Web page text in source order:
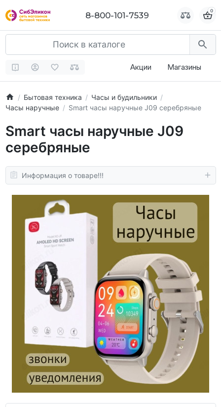
8-800-101-7539 0
Акции Магазины
Бытовая техника
Часы и будильники
Часы наручные
Smart часы наручные J09 серебряные
Smart часы наручные J09
серебряные
Информация о товаре!!!
8-800-101-7539 0